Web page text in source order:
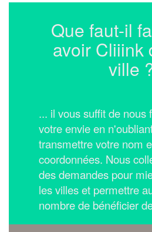
Que faut-il
avoir Cliiink
ville
... il vous suffit de nous
votre envie en
transmettre votre nom
coordonnées. Nous
des demandes pour
les villes et permettre
nombre de bénéficier